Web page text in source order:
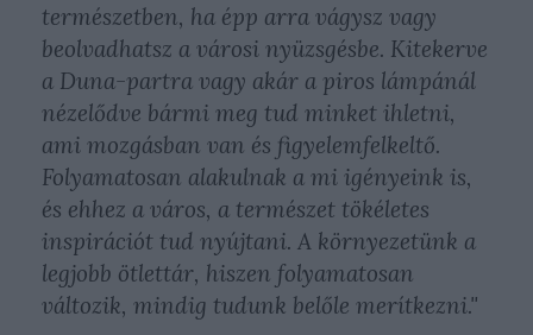
természetben, ha épp arra vágysz vagy
beolvadhatsz a városi nyüzsgésbe. Kitekerve
a Duna-partra vagy akár a piros lámpánál
nézelődve bármi meg tud minket ihletni,
ami mozgásban van és figyelemfelkeltő.
Folyamatosan alakulnak a mi igényeink is,
és ehhez a város, a természet tökéletes
inspirációt tud nyújtani. A környezetünk a
legjobb ötlettár, hiszen folyamatosan
változik, mindig tudunk belőle merítkezni."